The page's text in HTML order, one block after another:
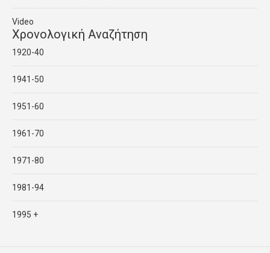
Video
Χρονολογική Αναζήτηση
1920-40
1941-50
1951-60
1961-70
1971-80
1981-94
1995 +